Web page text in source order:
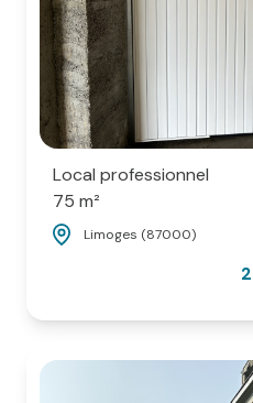
Local professionnel
75 m²
Limoges (87000)